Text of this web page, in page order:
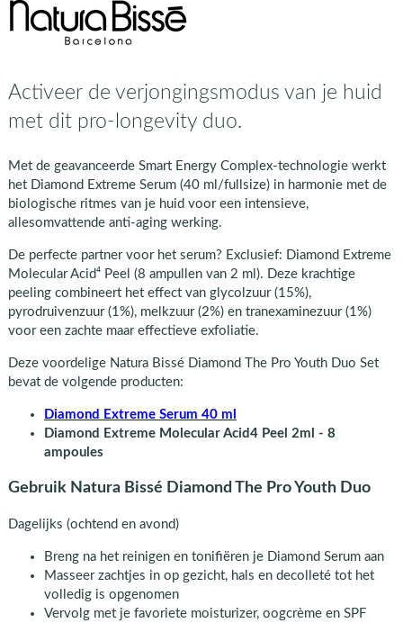
Activeer de verjongingsmodus van je huid
met dit pro-longevity duo.
Met de geavanceerde Smart Energy Complex-technologie werkt
het Diamond Extreme Serum (40 ml/fullsize) in harmonie met de
biologische ritmes van je huid voor een intensieve,
allesomvattende anti-aging werking.
De perfecte partner voor het serum? Exclusief: Diamond Extreme
Molecular Acid⁴ Peel (8 ampullen van 2 ml). Deze krachtige
peeling combineert het effect van glycolzuur (15%),
pyrodruivenzuur (1%), melkzuur (2%) en tranexaminezuur (1%)
voor een zachte maar effectieve exfoliatie.
Deze voordelige Natura Bissé Diamond The Pro Youth Duo Set
bevat de volgende producten:
Diamond Extreme Serum 40 ml
Diamond Extreme Molecular Acid4 Peel 2ml - 8
ampoules
Gebruik Natura Bissé Diamond The Pro Youth Duo
Dagelijks (ochtend en avond)
Breng na het reinigen en tonifiëren je Diamond Serum aan
Masseer zachtjes in op gezicht, hals en decolleté tot het
volledig is opgenomen
Vervolg met je favoriete moisturizer, oogcrème en SPF